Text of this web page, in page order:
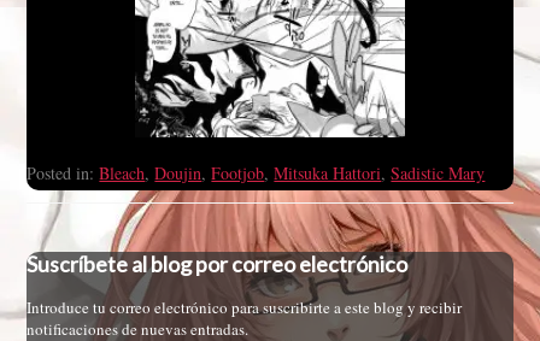
Posted in:Bleach,Doujin,Footjob,Mitsuka Hattori,Sadistic Mary
Suscríbete al blog por correo electrónico
Introduce tu correo electrónico para suscribirte a este blog y recibir
notificaciones de nuevas entradas.